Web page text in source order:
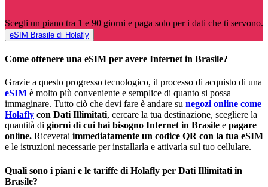
Scegli un piano tra 1 e 90 giorni e paga solo per i dati che ti servono.
eSIM Brasile di Holafly
Come ottenere una eSIM per avere Internet in Brasile?
Grazie a questo progresso tecnologico, il processo di acquisto di una
eSIM è molto più conveniente e semplice di quanto si possa
immaginare. Tutto ciò che devi fare è andare su negozi online come
Holafly con Dati Illimitati, cercare la tua destinazione, scegliere la
quantità di giorni di cui hai bisogno Internet in Brasile e pagare
online. Riceverai immediatamente un codice QR con la tua eSIM
e le istruzioni necessarie per installarla e attivarla sul tuo cellulare.
Quali sono i piani e le tariffe di Holafly per Dati Illimitati in
Brasile?